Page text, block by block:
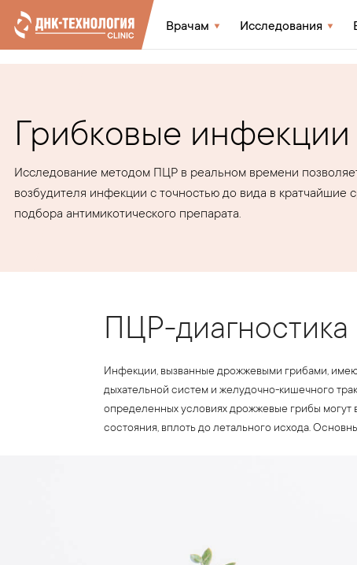
Врачам Исследования
Грибковые инфекции
Исследование методом ПЦР в реальном времени
возбудителя инфекции с точностью до вида в кратчайшие
подбора антимикотического препарата.
ПЦР-
Инфекции, вызванные дрожжевыми грибами,
дыхательной систем и желудочно-кишечного
определенных условиях дрожжевые грибы могут
состояния, вплоть до летального исхода.